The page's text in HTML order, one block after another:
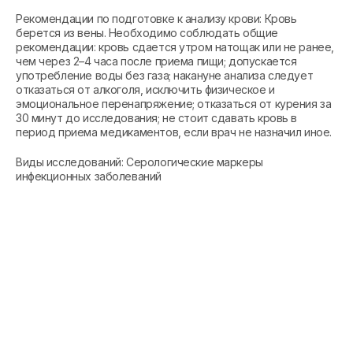
Рекомендации по подготовке к анализу крови: Кровь
берется из вены. Необходимо соблюдать общие
рекомендации: кровь сдается утром натощак или не ранее,
чем через 2–4 часа после приема пищи; допускается
употребление воды без газа; накануне анализа следует
отказаться от алкоголя, исключить физическое и
эмоциональное перенапряжение; отказаться от курения за
30 минут до исследования; не стоит сдавать кровь в
период приема медикаментов, если врач не назначил иное.
Виды исследований: Серологические маркеры
инфекционных заболеваний